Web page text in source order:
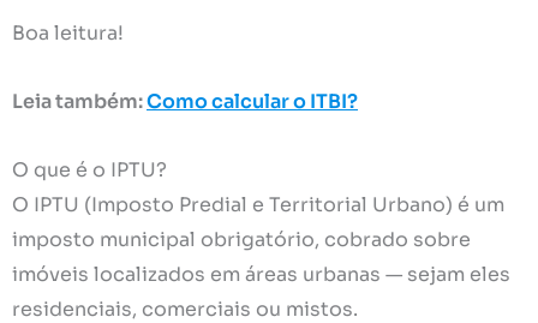
Boa leitura!
Leia também:Como calcular o ITBI?
O que é o IPTU?
O IPTU (Imposto Predial e Territorial Urbano) é um
imposto municipal obrigatório, cobrado sobre
imóveis localizados em áreas urbanas — sejam eles
residenciais, comerciais ou mistos.